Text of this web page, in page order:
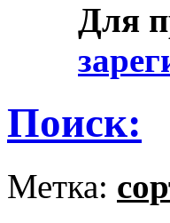
Для
Поиск:
Метка: